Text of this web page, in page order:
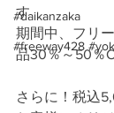
#daikanzaka
#freeway428
す
期間中、フリ
品30％～50％
さらに！税込